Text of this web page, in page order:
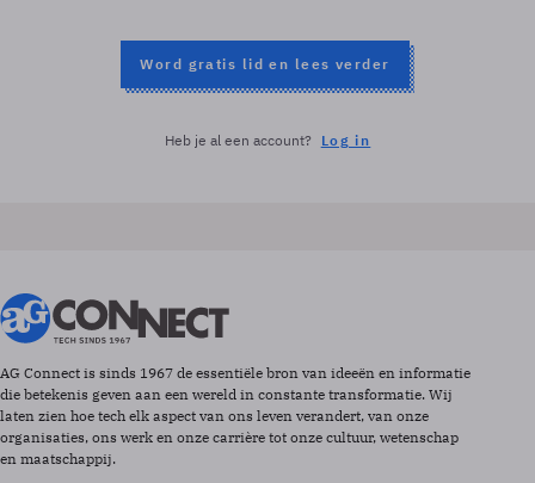
Word gratis lid en lees verder
Heb je al een account? Log in
AG Connect is sinds 1967 de essentiële bron van ideeën en informatie
die betekenis geven aan een wereld in constante transformatie. Wij
laten zien hoe tech elk aspect van ons leven verandert, van onze
organisaties, ons werk en onze carrière tot onze cultuur, wetenschap
en maatschappij.